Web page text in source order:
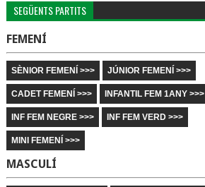
SEGÜENTS PARTITS
FEMENÍ
SÈNIOR FEMENÍ >>> JÚNIOR FEMENÍ >>>
CADET FEMENÍ >>> INFANTIL FEM 1ANY >>>
INF FEM NEGRE >>> INF FEM VERD >>>
MINI FEMENÍ >>>
MASCULÍ